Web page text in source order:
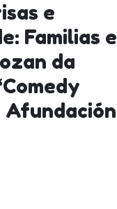
e
Familias e
da
Afundación